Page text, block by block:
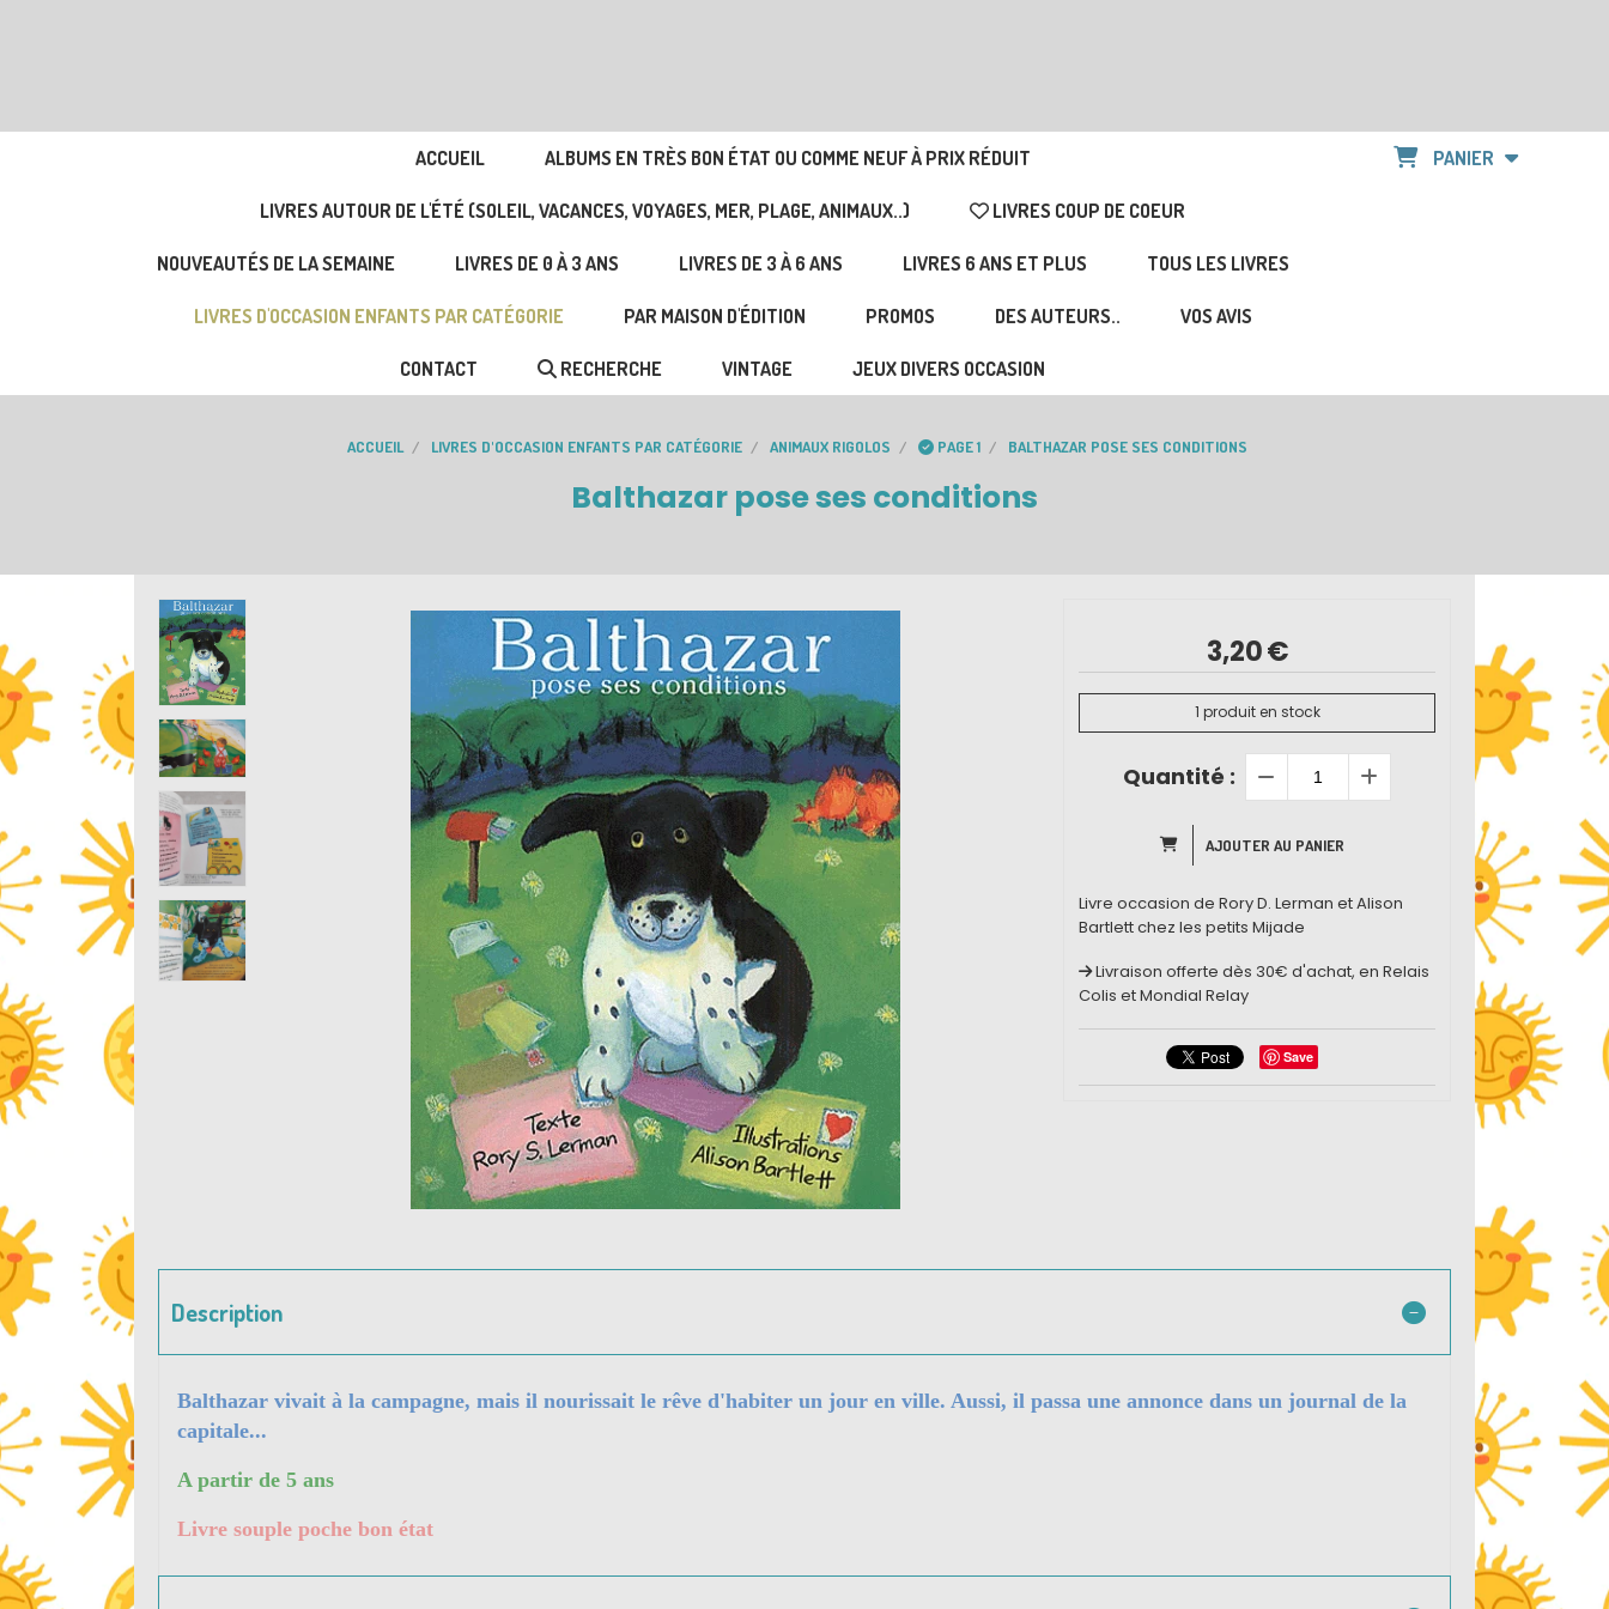
ACCUEIL ALBUMS EN TRÈS BON ÉTAT OU COMME NEUF À PRIX RÉDUIT
LIVRES AUTOUR DE L'ÉTÉ (SOLEIL, VACANCES, VOYAGES, MER, PLAGE, ANIMAUX..) LIVRES COUP DE COEUR
NOUVEAUTÉS DE LA SEMAINE LIVRES DE 0 À 3 ANS LIVRES DE 3 À 6 ANS LIVRES 6 ANS ET PLUS TOUS LES LIVRES
LIVRES D'OCCASION ENFANTS PAR CATÉGORIE PAR MAISON D'ÉDITION PROMOS DES AUTEURS.. VOS AVIS
CONTACT RECHERCHE VINTAGE JEUX DIVERS OCCASION
PANIER
ACCUEIL LIVRES D'OCCASION ENFANTS PAR CATÉGORIE ANIMAUX RIGOLOS PAGE 1 BALTHAZAR POSE SES CONDITIONS
Balthazar pose ses conditions
3,20€
1 produit en stock
Quantité :
AJOUTER AU PANIER
Livre occasion de Rory D. Lerman et Alison
Bartlett chez les petits Mijade
Livraison offerte dès 30€ d'achat, en Relais
Colis et Mondial Relay
Save
Description
Balthazar vivait à la campagne, mais il nourissait le rêve d'habiter un jour en ville. Aussi, il passa une annonce dans un journal de la
capitale...
A partir de 5 ans
Livre souple poche bon état